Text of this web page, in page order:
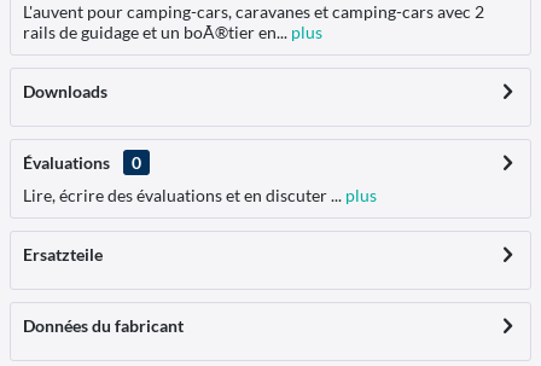
L'auvent pour camping-cars, caravanes et camping-cars avec 2
rails de guidage et un boÃ®tier en... plus
Downloads
Évaluations
0
Lire, écrire des évaluations et en discuter ... plus
Ersatzteile
Données du fabricant